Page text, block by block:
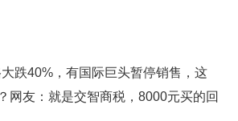
跌40%，有国际巨头暂停销售，这
网友：就是交智商税，8000元买的回